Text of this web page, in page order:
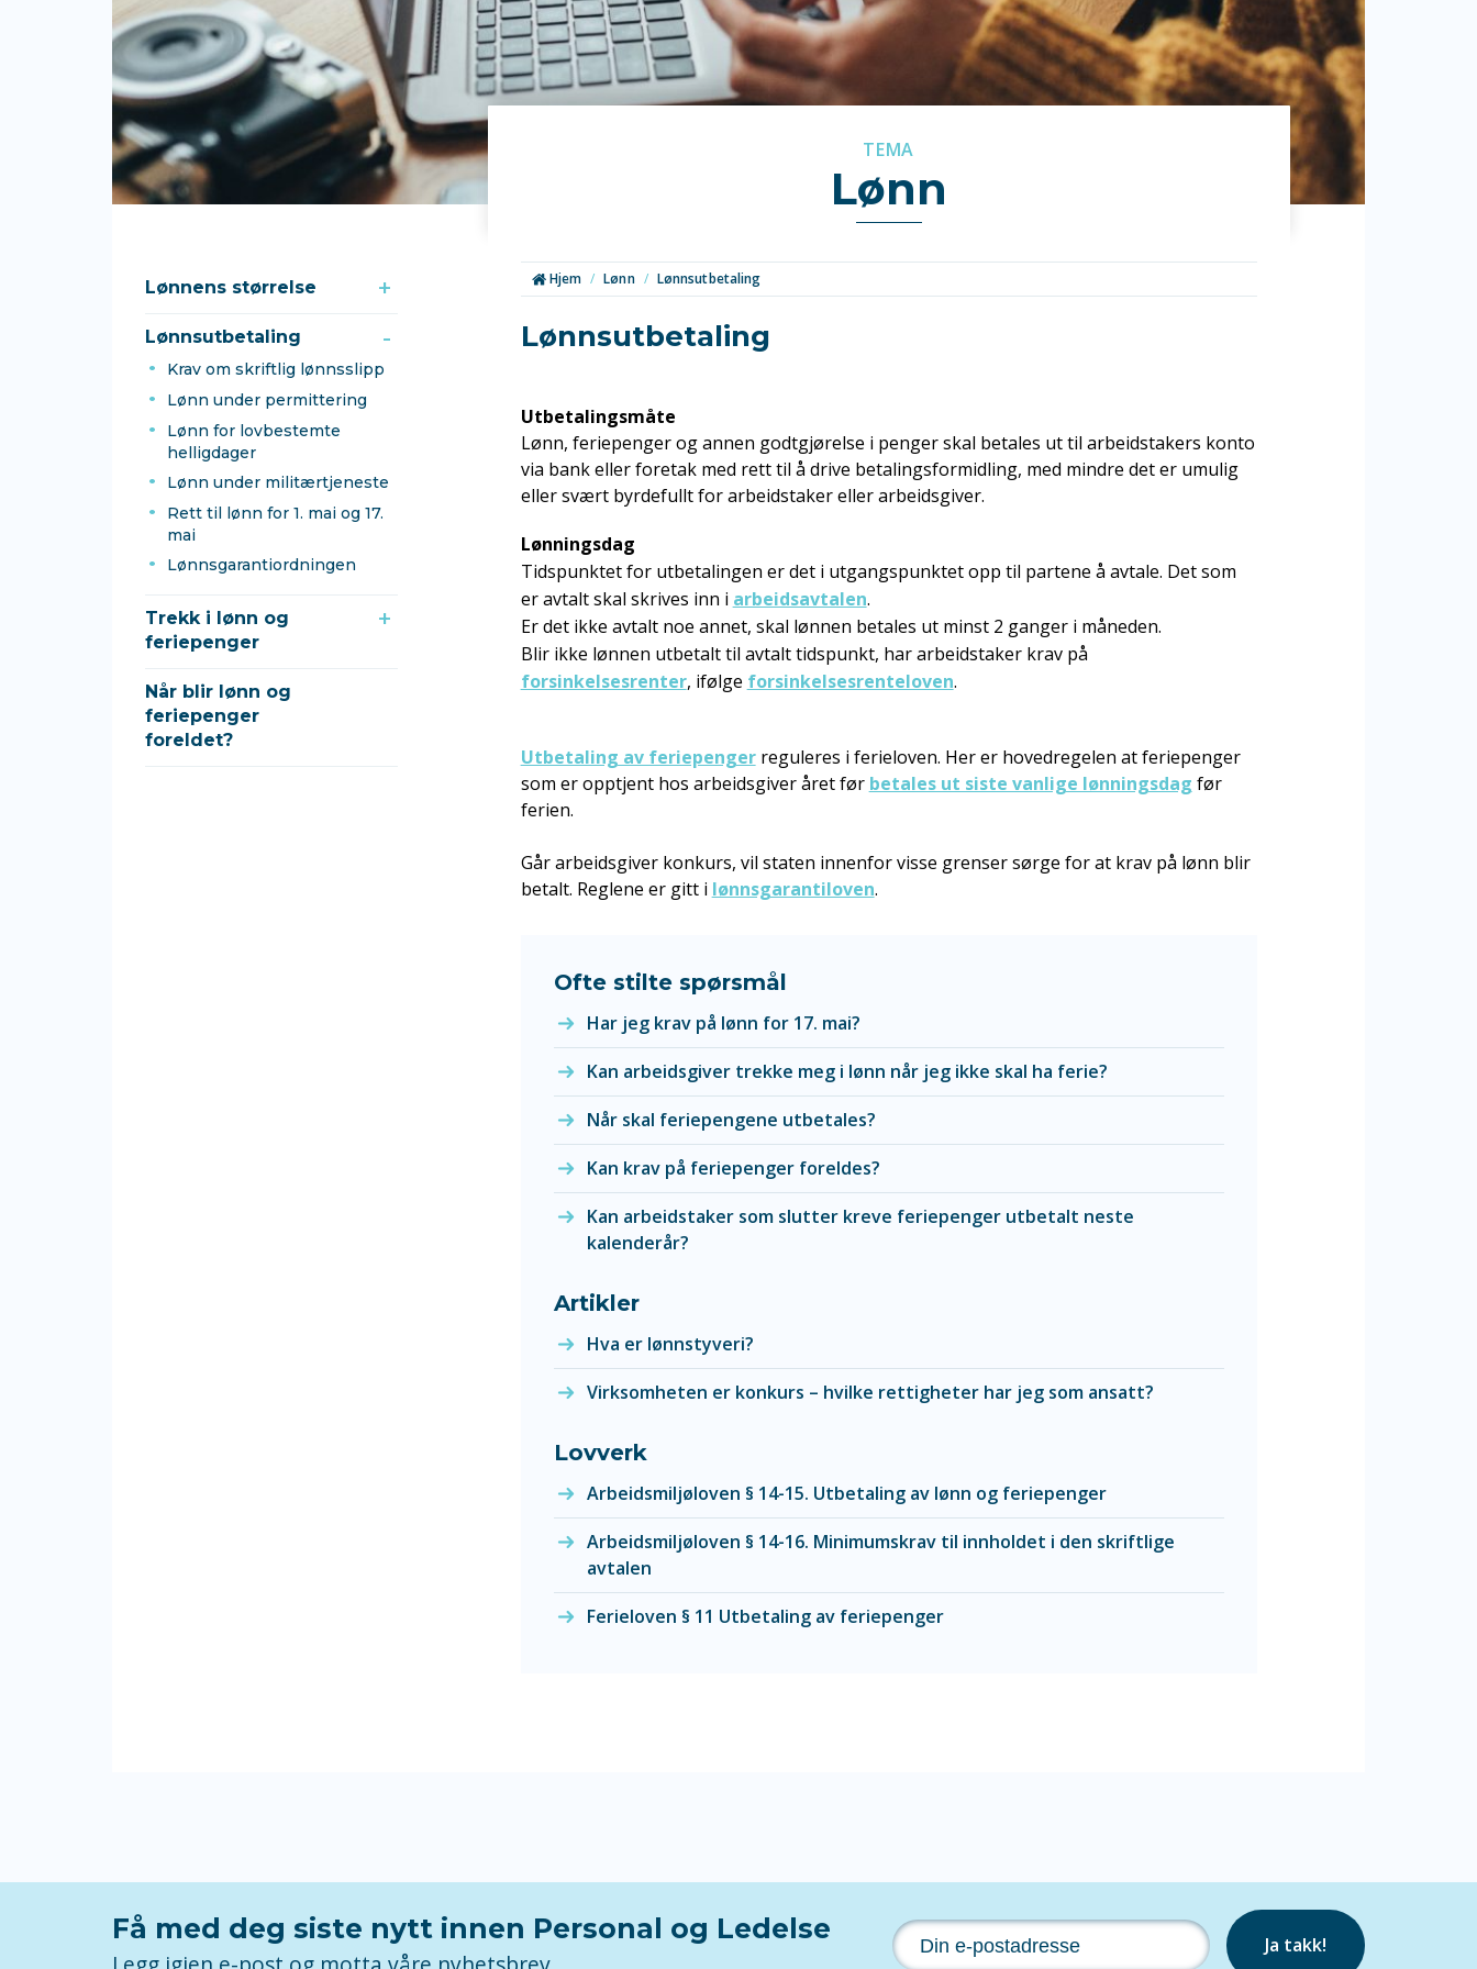
TEMA
Lønn
Lønnens størrelse
Lønnsutbetaling
Krav om skriftlig lønnsslipp
Lønn under permittering
Lønn for lovbestemte
helligdager
Lønn under militærtjeneste
Rett til lønn for 1. mai og 17.
mai
Lønnsgarantiordningen
Trekk i lønn og
feriepenger
Når blir lønn og
feriepenger
foreldet?
Hjem / Lønn / Lønnsutbetaling
Lønnsutbetaling
Utbetalingsmåte
Lønn, feriepenger og annen godtgjørelse i penger skal betales ut til arbeidstakers konto
via bank eller foretak med rett til å drive betalingsformidling, med mindre det er umulig
eller svært byrdefullt for arbeidstaker eller arbeidsgiver.
Lønningsdag
Tidspunktet for utbetalingen er det i utgangspunktet opp til partene å avtale. Det som
er avtalt skal skrives inn i arbeidsavtalen.
Er det ikke avtalt noe annet, skal lønnen betales ut minst 2 ganger i måneden.
Blir ikke lønnen utbetalt til avtalt tidspunkt, har arbeidstaker krav på
forsinkelsesrenter, ifølge forsinkelsesrenteloven.
Utbetaling av feriepengerreguleres i ferieloven. Her er hovedregelen at feriepenger
som er opptjent hos arbeidsgiver året før betales ut siste vanlige lønningsdag før
ferien.
Går arbeidsgiver konkurs, vil staten innenfor visse grenser sørge for at krav på lønn blir
betalt. Reglene er gitt i lønnsgarantiloven.
Ofte stilte spørsmål
Har jeg krav på lønn for 17. mai?
Kan arbeidsgiver trekke meg i lønn når jeg ikke skal ha ferie?
Når skal feriepengene utbetales?
Kan krav på feriepenger foreldes?
Kan arbeidstaker som slutter kreve feriepenger utbetalt neste
kalenderår?
Artikler
Hva er lønnstyveri?
Virksomheten er konkurs – hvilke rettigheter har jeg som ansatt?
Lovverk
Arbeidsmiljøloven § 14-15. Utbetaling av lønn og feriepenger
Arbeidsmiljøloven § 14-16. Minimumskrav til innholdet i den skriftlige
avtalen
Ferieloven § 11 Utbetaling av feriepenger
Få med deg siste nytt innen Personal og Ledelse Ja takk!